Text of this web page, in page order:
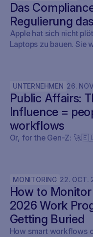
Das
Regulierung
Apple hat sich nicht
Laptops zu bauen. Sie
sondern ein politisches.
UNTERNEHMEN 26. NOV
Public Affairs:
Influence =
workflows
Or, for the Gen-Z:
MONITORING 22. OCT.
How to Monitor
2026 Work
Getting Buried
How smart workflows